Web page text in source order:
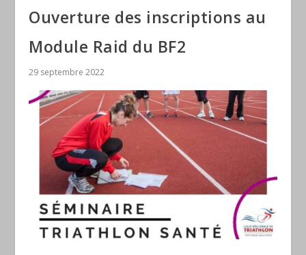
Ouverture des inscriptions au
Module Raid du BF2
29 septembre 2022